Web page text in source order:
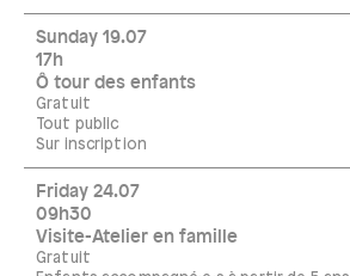
Sunday 19.07
17h
Ô tour des enfants
Gratuit
Tout public
Sur inscription
Friday 24.07
09h30
Visite-Atelier en famille
Gratuit